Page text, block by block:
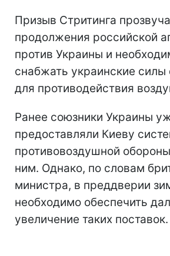
Призыв Стритинга
продолжения российской
против Украины и
снабжать украинские
для противодействия
Ранее союзники Украины
предоставляли Киеву
противовоздушной
ним. Однако, по словам
министра, в преддверии
необходимо обеспечить
увеличение таких поставок.